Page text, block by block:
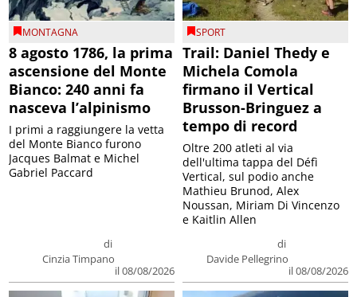
MONTAGNA
8 agosto 1786, la prima
ascensione del Monte
Bianco: 240 anni fa
nasceva l’alpinismo
di
Cinzia Timpano
il 08/08/2026
I primi a raggiungere la vetta
del Monte Bianco furono
Jacques Balmat e Michel
Gabriel Paccard
SPORT
Trail: Daniel Thedy e
Michela Comola
firmano il Vertical
Brusson-Bringuez a
tempo di record
di
Davide Pellegrino
il 08/08/2026
Oltre 200 atleti al via
dell'ultima tappa del Défì
Vertical, sul podio anche
Mathieu Brunod, Alex
Noussan, Miriam Di Vincenzo
e Kaitlin Allen